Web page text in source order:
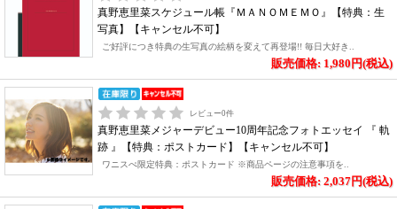
真野恵里菜スケジュール帳『ＭＡＮＯＭＥＭＯ』【特典：生
写真】【キャンセル不可】
ご好評につき特典の生写真の絵柄を変えて再登場!! 毎日大好き..
販売価格: 1,980円(税込)
レビュー0件
真野恵里菜メジャーデビュー10周年記念フォトエッセイ 『 軌
跡 』【特典：ポストカード】【キャンセル不可】
ワニスぺ限定特典：ポストカード ※商品ページの注意事項を..
販売価格: 2,037円(税込)